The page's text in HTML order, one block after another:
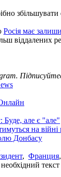
Росія має
віддалених
Буде, але є "але"
на війні
Донбасу
, Франция,